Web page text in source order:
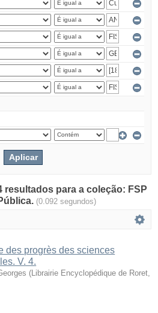
resultados para a coleção: FSP
(0.092 segundos)
des progrès des sciences
V. 4.
( Librairie Encyclopédique de Roret